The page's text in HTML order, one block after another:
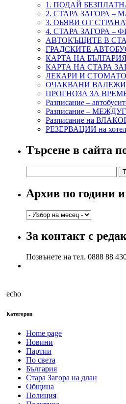
1. ПОДАЙ
2. СТАРА ЗАГОРА –
3. ОБЯВИ ОТ
4. СТАРА ЗАГОРА –
АВТОКЪЩИТЕ В
ГРАДСКИТЕ
КАРТА НА БЪЛГАРИЯ с
КАРТА НА СТАРА
ЛЕКАРИ И
ОЧАКВАНИ ВАЛЕЖИ
ПРОГНОЗА ЗА
Разписание –
Разписание –
Разписание на
РЕЗЕРВАЦИИ на
Търсене в сайта
за:
Архив по години
Архив
години
и
За контакт с
Позвънете на тел. 0888 88
echo
Категории
Home page
Новини
Партии
По света
България
Стара Загора на длан
Община
Полиция